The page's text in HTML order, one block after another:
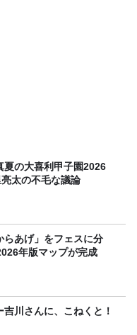
夏の大喜利甲子園2026
太の不毛な議論
らあげ」をフェスに分
年版マップが完成
吉川さんに、こねくと！